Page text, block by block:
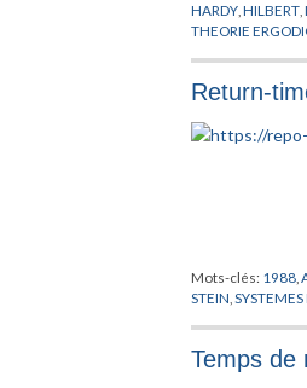
HARDY ,HILBERT ,
THEORIE
Return-
Mots-clés: 1988 ,
STEIN ,
Temps de